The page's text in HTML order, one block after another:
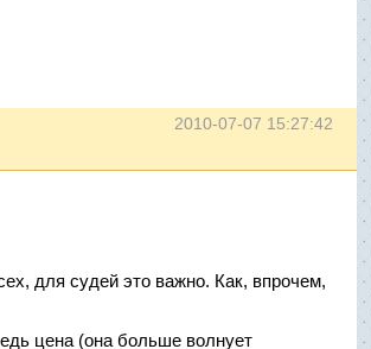
2010-07-07 15:27:42
для судей это важно. Как, впрочем,
цена (она больше волнует